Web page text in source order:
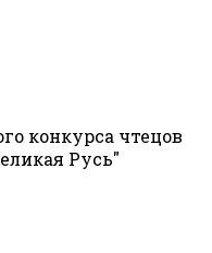
конкурса чтецов
Русь"